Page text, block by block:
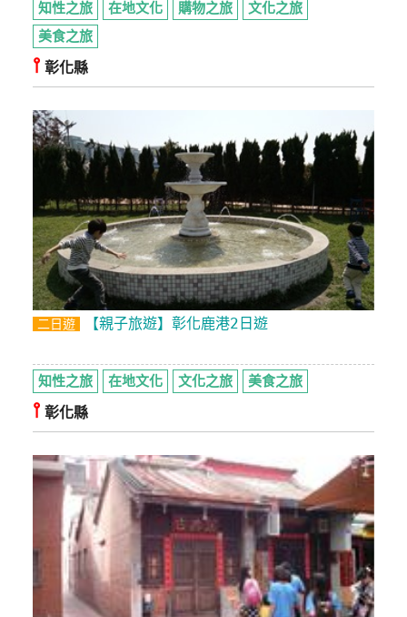
訂
房
訂
房
請
款
合
作
案
店
作
知性之旅 在地文化 購物之旅
文化之旅
美食之旅
⫯ 彰化縣
二日遊 【親子旅遊】彰化鹿港2日遊
知性之旅 在地文化 文化之旅 美食之旅
⫯ 彰化縣